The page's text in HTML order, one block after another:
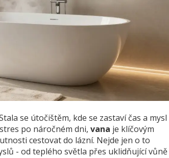
se útočištěm, kde se zastaví čas a mysl
po náročném dni, vana je klíčovým
cestovat do lázní. Nejde jen o to
- od teplého světla přes uklidňující vůně